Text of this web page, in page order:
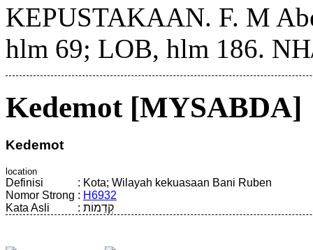
KEPUSTAKAAN. F. M
hlm 69; LOB, hlm 186.
Kedemot [MYSABDA]
Kedemot
location
Definisi : Kota; Wilayah kekuasaan Bani Ruben
Nomor Strong : H6932
Kata Asli
: קְדֵמוֹת